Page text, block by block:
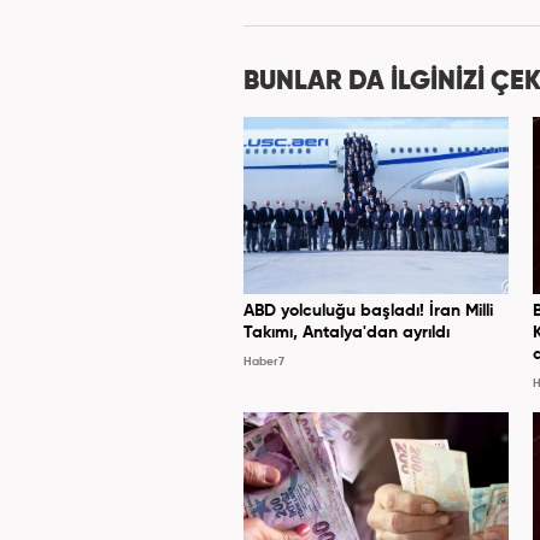
BUNLAR DA İLGİNİZİ
ABD yolculuğu başladı! İran Milli
Takımı, Antalya'dan ayrıldı
Haber7